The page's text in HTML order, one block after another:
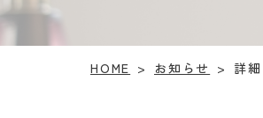
HOME > お知らせ > 詳細